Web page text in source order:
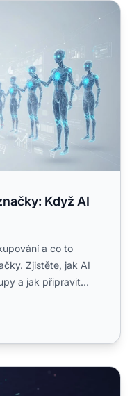
AI nakupuje
Když AI
a co to
Zjistěte, jak AI
a jak připravit
online